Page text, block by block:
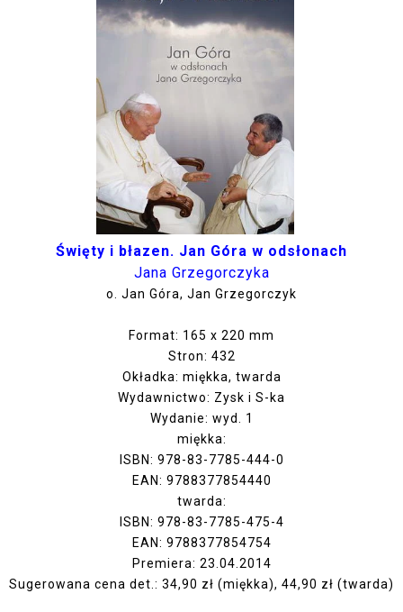
Święty i błazen. Jan Góra w odsłonach
Jana Grzegorczyka
o. Jan Góra, Jan Grzegorczyk
Format: 165 x 220 mm
Stron: 432
Okładka: miękka, twarda
Wydawnictwo: Zysk i S-ka
Wydanie: wyd. 1
miękka:
ISBN: 978-83-7785-444-0
EAN: 9788377854440
twarda:
ISBN: 978-83-7785-475-4
EAN: 9788377854754
Premiera: 23.04.2014
Sugerowana cena det.: 34,90 zł (miękka), 44,90 zł (twarda)